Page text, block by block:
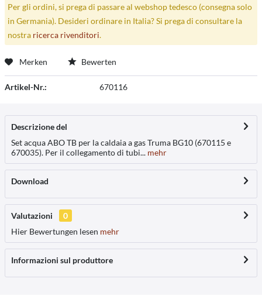
Per gli ordini, si prega di passare al webshop tedesco (consegna solo
in Germania). Desideri ordinare in Italia? Si prega di consultare la
nostra ricerca rivenditori.
Merken Bewerten
Artikel-Nr.: 670116
Descrizione del
Set acqua ABO TB per la caldaia a gas Truma BG10 (670115 e
670035). Per il collegamento di tubi... mehr
Download
Valutazioni
0
Hier Bewertungen lesen mehr
Informazioni sul produttore